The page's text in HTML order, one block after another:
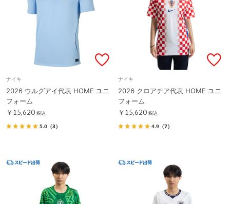
ナイキ
2026 ウルグアイ代表 HOME ユニ
フォーム
￥15,620 税込
5.0 （3）
ナイキ
2026 クロアチア代表 HOME ユニ
フォーム
￥15,620 税込
4.9 （7）